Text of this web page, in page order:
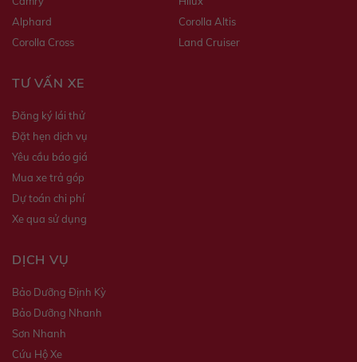
Alphard
Corolla Altis
Corolla Cross
Land Cruiser
TƯ VẤN XE
Đăng ký lái thử
Đặt hẹn dịch vụ
Yêu cầu báo giá
Mua xe trả góp
Dự toán chi phí
Xe qua sử dụng
DỊCH VỤ
Bảo Dưỡng Định Kỳ
Bảo Dưỡng Nhanh
Sơn Nhanh
Cứu Hộ Xe